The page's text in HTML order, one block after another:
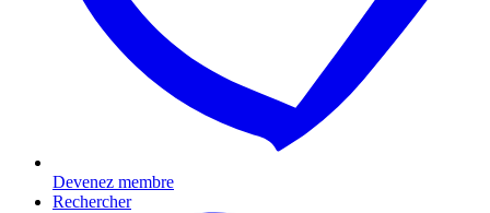
Devenez membre
Rechercher